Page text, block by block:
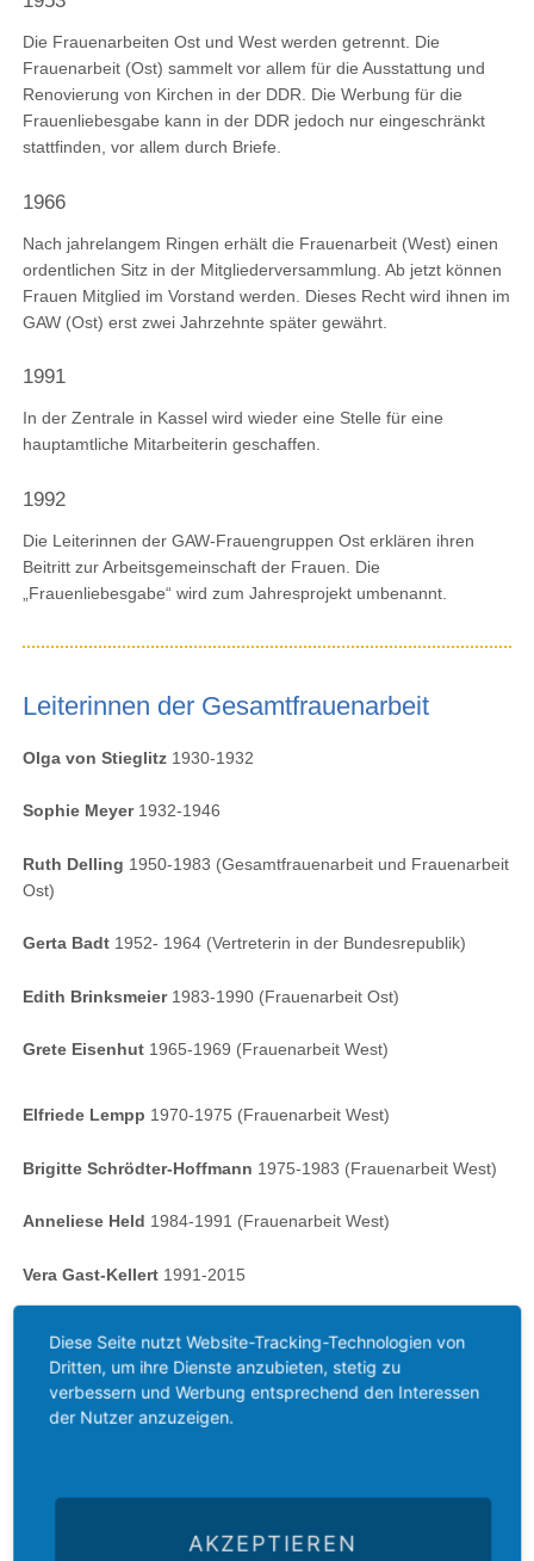
Die Frauenarbeiten Ost und West werden getrennt. Die
Frauenarbeit (Ost) sammelt vor allem für die Ausstattung und
Renovierung von Kirchen in der DDR. Die Werbung für die
Frauenliebesgabe kann in der DDR jedoch nur eingeschränkt
stattfinden, vor allem durch Briefe.
1966
Nach jahrelangem Ringen erhält die Frauenarbeit (West) einen
ordentlichen Sitz in der Mitgliederversammlung. Ab jetzt können
Frauen Mitglied im Vorstand werden. Dieses Recht wird ihnen im
GAW (Ost) erst zwei Jahrzehnte später gewährt.
1991
In der Zentrale in Kassel wird wieder eine Stelle für eine
hauptamtliche Mitarbeiterin geschaffen.
1992
Die Leiterinnen der GAW-Frauengruppen Ost erklären ihren
Beitritt zur Arbeitsgemeinschaft der Frauen. Die
„Frauenliebesgabe“ wird zum Jahresprojekt umbenannt.
Leiterinnen der Gesamtfrauenarbeit
Olga von Stieglitz1930-1932
Sophie Meyer1932-1946
Ruth Delling 1950-1983 (Gesamtfrauenarbeit und Frauenarbeit
Ost)
Gerta Badt1952- 1964 (Vertreterin in der Bundesrepublik)
Edith Brinksmeier1983-1990 (Frauenarbeit Ost)
Grete Eisenhut1965-1969 (Frauenarbeit West)
Elfriede Lempp 1970-1975 (Frauenarbeit West)
Brigitte Schrödter-Hoffmann 1975-1983 (Frauenarbeit West)
Anneliese Held 1984-1991 (Frauenarbeit West)
Vera Gast-Kellert1991-2015
Ausstellung
Diese Seite nutzt Website-Tracking-Technologien von
Dritten, um ihre Dienste anzubieten, stetig zu
verbessern und Werbung entsprechend den Interessen
der Nutzer anzuzeigen.
AKZEPTIEREN